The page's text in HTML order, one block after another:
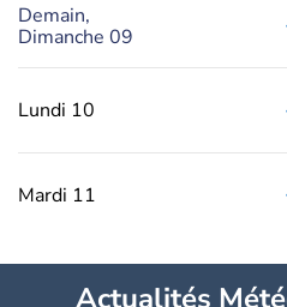
Demain,
Dimanche 09
Lundi 10
Mardi 11
Actualités